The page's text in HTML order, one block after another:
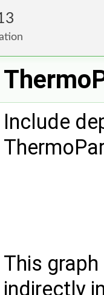
Foundation
Include
This
indirectly